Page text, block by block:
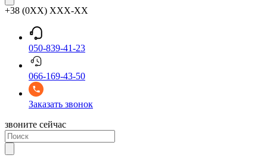
+38 (0XX) XXX-XX
050-839-41-23
066-169-43-50
Заказать звонок
звоните сейчас